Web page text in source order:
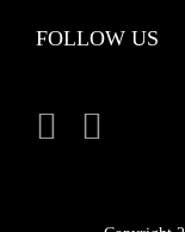
FOLLOW US